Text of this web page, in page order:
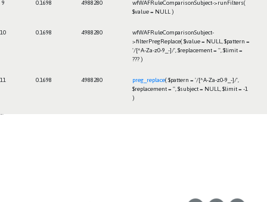
9 0.1698 4988280
wfWAFRuleComparisonSubject->runFilters(
$value = NULL )
10 0.1698 4988280
wfWAFRuleComparisonSubject-
>filterPregReplace($value = NULL
$pattern =
'/[^A-Za-z0-9_-]/' $replacement = '' $limit =
??? )
11 0.1698 4988280 preg_replace($pattern = '/[^A-Za-z0-9_-]/'
$replacement = '' $subject = NULL $limit = -1
)